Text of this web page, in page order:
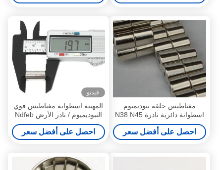
مغناطيس حلقة نيوديميوم
اسطوانة دائرية نادرة N38 N45
مع ثقوب متعددة الاستخدام
احصل على أفضل سعر
فيديو
المهنية اسطوانة مغناطيس قوي
النيوديميوم / نادر الأرض Ndfeb
N42 مغناطيس
احصل على أفضل سعر